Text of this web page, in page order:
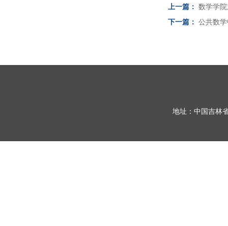
上一篇： 数学学
下一篇： 公共数
地址：中国吉林